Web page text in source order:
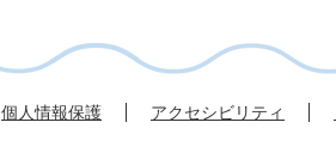
個人情報保護 アクセシビリティ